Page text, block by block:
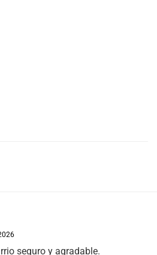
seguro y agradable.